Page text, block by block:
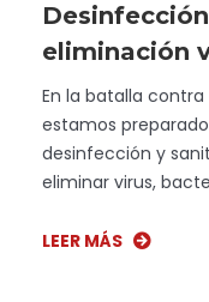
eliminación
En la batalla
estamos
desinfección y
eliminar virus,
LEER MÁS